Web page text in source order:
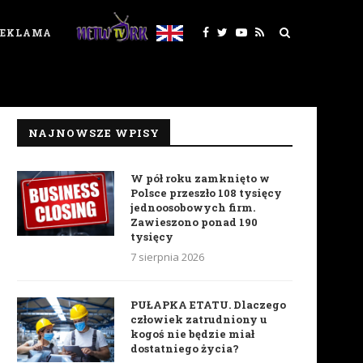
NAJNOWSZE WPISY
W pół roku zamknięto w
Polsce przeszło 108 tysięcy
jednoosobowych firm.
Zawieszono ponad 190
tysięcy
7 sierpnia 2026
PUŁAPKA ETATU. Dlaczego
człowiek zatrudniony u
kogoś nie będzie miał
dostatniego życia?